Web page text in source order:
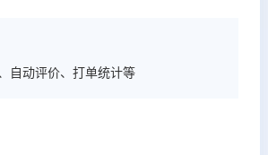
自动评价、打单统计等